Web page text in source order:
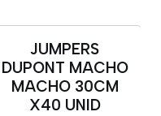
JUMPERS
DUPONT MACHO
MACHO 30CM
X40 UNID